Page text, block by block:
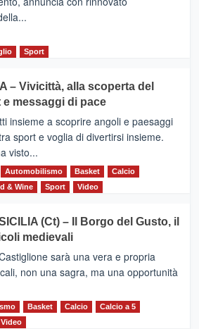
Sport
– Vivicittà, alla scoperta del
messaggi di pace
insieme a scoprire angoli e paesaggi
sport e voglia di divertirsi insieme.
visto...
Automobilismo Basket
Calcio
& Wine Sport Video
(Ct) – Il Borgo del Gusto, il
medievali
sarà una vera e propria
non una sagra, ma una opportunità
Basket Calcio
Calcio a 5
Video